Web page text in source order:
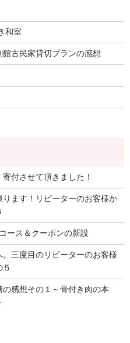
和室
古民家貸切プランの感想
付させて頂きました！
ます！リピーターのお客様か
ース＆クーポンの新設
三度目のリピーターのお客様
感想その１～骨付き肉の本